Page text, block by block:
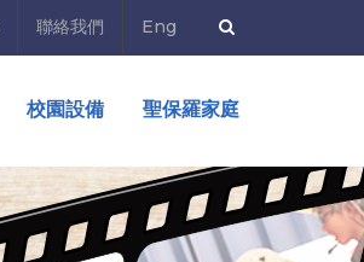
聯絡我們 Eng
校園設備 聖保羅家庭